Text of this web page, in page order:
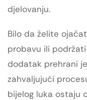
djelovanju.
Bilo da želite
probavu ili
dodatak prehrani
zahvaljujući
bijelog luka ostaju